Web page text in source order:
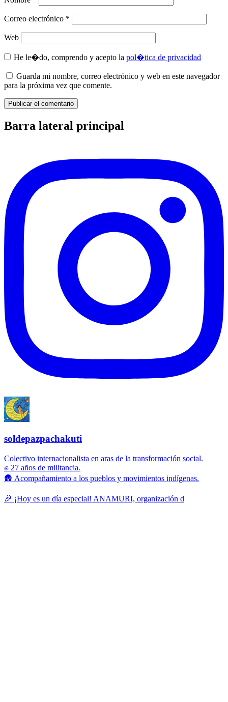
Correo electrónico *
Web
He le�do, comprendo y acepto la pol�tica de privacidad
Guarda mi nombre, correo electrónico y web en este navegador
para la próxima vez que comente.
Barra lateral principal
soldepazpachakuti
Colectivo internacionalista en aras de la transformación social.
✊ 27 años de militancia.
🛖 Acompañamiento a los pueblos y movimientos indígenas.
🎉 ¡Hoy es un día especial! ANAMURI, organización d